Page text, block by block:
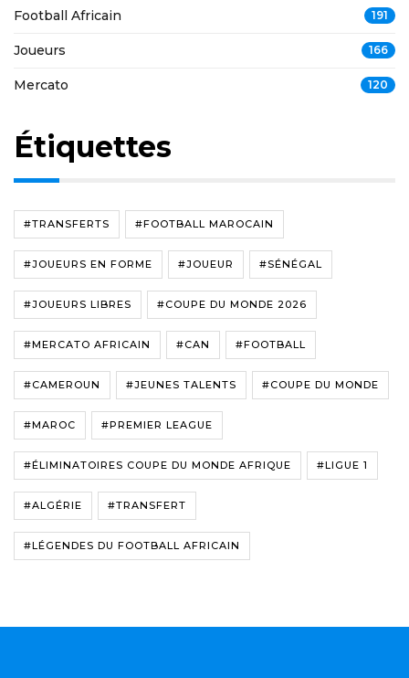
Football Africain 191
Joueurs 166
Mercato 120
Étiquettes
#TRANSFERTS #FOOTBALL MAROCAIN
#JOUEURS EN FORME #JOUEUR #SÉNÉGAL
#JOUEURS LIBRES #COUPE DU MONDE 2026
#MERCATO AFRICAIN #CAN #FOOTBALL
#CAMEROUN #JEUNES TALENTS #COUPE DU MONDE
#MAROC #PREMIER LEAGUE
#ÉLIMINATOIRES COUPE DU MONDE AFRIQUE #LIGUE 1
#ALGÉRIE #TRANSFERT
#LÉGENDES DU FOOTBALL AFRICAIN